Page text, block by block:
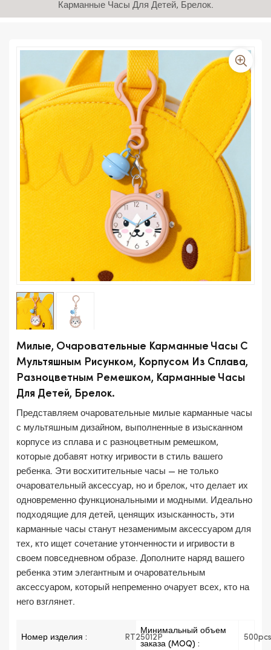
Карманные Часы Для Детей, Брелок.
Милые, Очаровательные Карманные Часы С
Мультяшным Рисунком, Корпусом Из Сплава,
Разноцветным Ремешком, Карманные Часы
Для Детей, Брелок.
Представляем очаровательные милые карманные часы
с мультяшным дизайном, выполненные в изысканном
корпусе из сплава и с разноцветным ремешком,
которые добавят нотку игривости в стиль вашего
ребенка. Эти восхитительные часы — не только
очаровательный аксессуар, но и брелок, что делает их
одновременно функциональными и модными. Идеально
подходящие для детей, ценящих изысканность, эти
карманные часы станут незаменимым аксессуаром для
тех, кто ищет сочетание утонченности и игривости в
своем повседневном образе. Дополните наряд вашего
ребенка этим элегантным и очаровательным
аксессуаром, который непременно очарует всех, кто на
него взглянет.
Номер изделия : RT25012P
Минимальный объем
заказа (MOQ) :
500pcs